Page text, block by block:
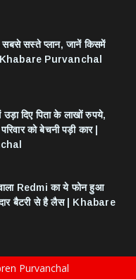
सस्ते प्लान, जानें किसमें
| Khabare Purvanchal
दिए पिता के लाखों रुपये,
को बेचनी पड़ी कार |
Redmi का ये फोन हुआ
बैटरी से है लैस | Khabare
Purvanchal